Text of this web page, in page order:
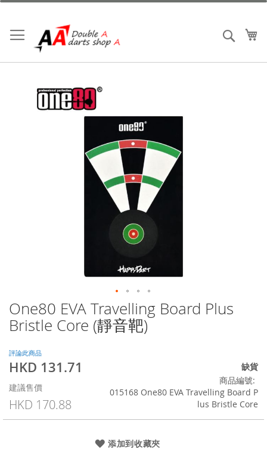
跳
內
容
搜索
One80 EVA Travelling Board Plus
Bristle Core (靜音靶)
評論此商品
特
價
格
HKD 131.71
建議售價
HKD 170.88
缺貨
商品編號
015168 One80 EVA Travelling Board P
lus Bristle Core
添加到收藏夾
Skip
to
the
of
the
gallery